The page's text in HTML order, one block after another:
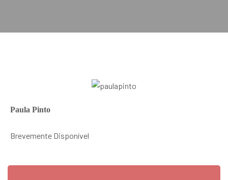
Paula Pinto
Brevemente Disponível